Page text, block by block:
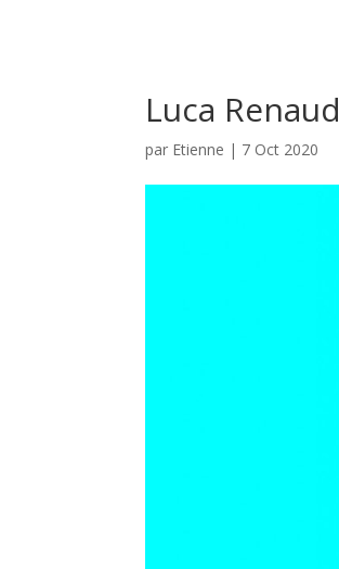
Luca Renaud
par Etienne | 7 Oct 2020